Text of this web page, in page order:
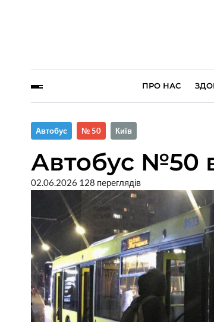
ПРО НАС
Автобус № 50 Київ
Автобус №50
02.06.2026 128 переглядів